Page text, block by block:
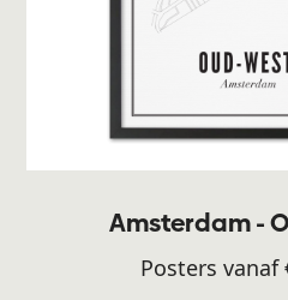
Amsterdam -
Posters vanaf